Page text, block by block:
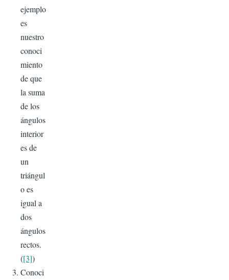
ejemplo
es
nuestro
conoci
miento
de que
la suma
de los
ángulos
interior
es de
un
triángul
o es
igual a
dos
ángulos
rectos.
([3])
Conoci